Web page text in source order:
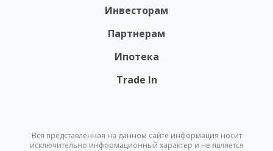
Инвесторам
Партнерам
Ипотека
Trade In
Вся представленная на данном сайте информация носит
исключительно информационный характер и не является